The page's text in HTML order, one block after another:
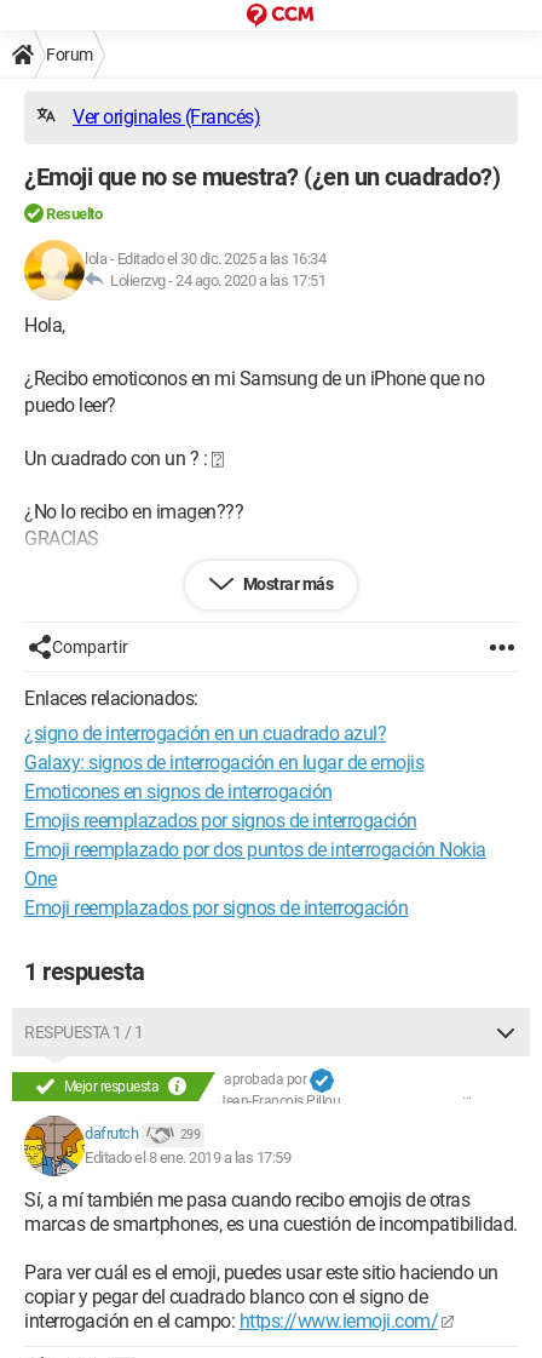
Forum
Ver originales (Francés)
¿Emoji que no se muestra? (¿en un cuadrado?)
Resuelto
lola- Editado el 30 dic. 2025 a las 16:34
Lolierzvg -24 ago. 2020 a las 17:51
Hola,
¿Recibo emoticonos en mi Samsung de un iPhone que no
puedo leer?
Un cuadrado con un ? : ⍰
¿No lo recibo en imagen???
GRACIAS
Mostrar más
Compartir
Enlaces relacionados:
¿signo de interrogación en un cuadrado azul?
Galaxy: signos de interrogación en lugar de emojis
Emoticones en signos de interrogación
Emojis reemplazados por signos de interrogación
Emoji reemplazado por dos puntos de interrogación Nokia
One
Emoji reemplazados por signos de interrogación
1 respuesta
RESPUESTA 1 / 1
Mejor respuesta
aprobada por
Jean-François Pillou
dafrutch 299
Editado el 8 ene. 2019 a las 17:59
Sí, a mí también me pasa cuando recibo emojis de otras
marcas de smartphones, es una cuestión de incompatibilidad.
Para ver cuál es el emoji, puedes usar este sitio haciendo un
copiar y pegar del cuadrado blanco con el signo de
interrogación en el campo: https://www.iemoji.com/